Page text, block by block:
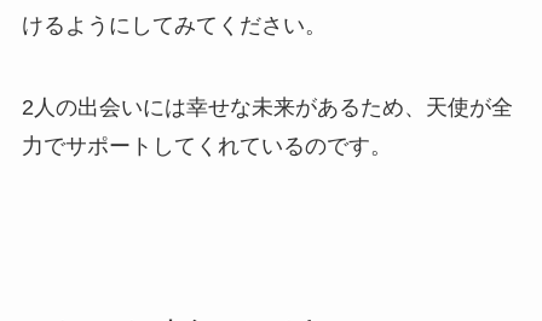
けるようにしてみてください。
2人の出会いには幸せな未来があるため、天使が全
力でサポートしてくれているのです。